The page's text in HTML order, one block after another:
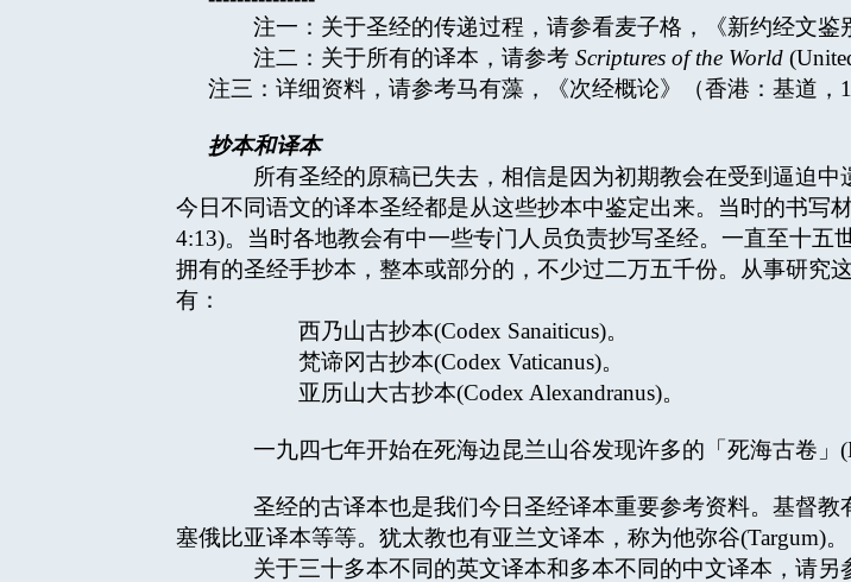
注一：关于圣经的传递过程，请参看麦子格，《新约经文鉴
注二：关于所有的译本，请参考 Scriptures of the World
注三：详细资料，请参考马有藻，《次经概论》（香港：基道，
抄本和译本
所有圣经的原稿已失去，相信是因为初期教会在受到逼迫中
今日不同语文的译本圣经都是从这些抄本中鉴定出来。当时的书写
4:13)。当时各地教会有中一些专门人员负责抄写圣经。一直至十
拥有的圣经手抄本，整本或部分的，不少过二万五千份。从事研究
有：
西乃山古抄本(Codex Sanaiticus)。
梵谛冈古抄本(Codex Vaticanus)。
亚历山大古抄本(Codex Alexandranus)。
一九四七年开始在死海边昆兰山谷发现许多的「死海古卷」
圣经的古译本也是我们今日圣经译本重要参考资料。基督教
塞俄比亚译本等等。犹太教也有亚兰文译本，称为他弥谷(Targum)。
关于三十多本不同的英文译本和多本不同的中文译本，请另